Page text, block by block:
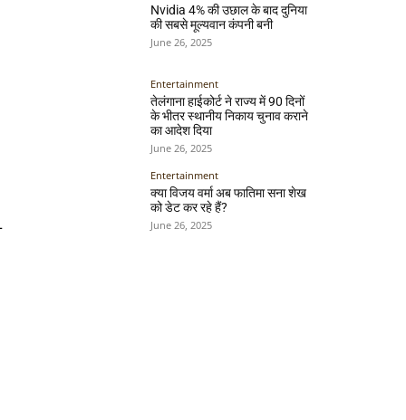
Nvidia 4% की उछाल के बाद दुनिया
की सबसे मूल्यवान कंपनी बनी
June 26, 2025
Entertainment
तेलंगाना हाईकोर्ट ने राज्य में 90 दिनों
के भीतर स्थानीय निकाय चुनाव कराने
का आदेश दिया
June 26, 2025
Entertainment
क्या विजय वर्मा अब फातिमा सना शेख
को डेट कर रहे हैं?
June 26, 2025